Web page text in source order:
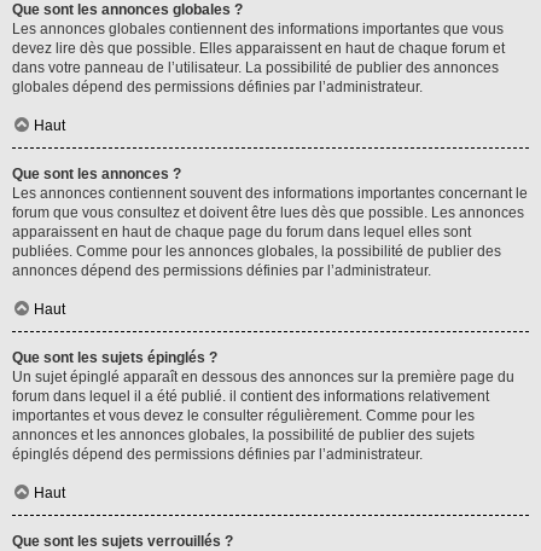
Que sont les annonces globales ?
Les annonces globales contiennent des informations importantes que vous
devez lire dès que possible. Elles apparaissent en haut de chaque forum et
dans votre panneau de l’utilisateur. La possibilité de publier des annonces
globales dépend des permissions définies par l’administrateur.
Haut
Que sont les annonces ?
Les annonces contiennent souvent des informations importantes concernant le
forum que vous consultez et doivent être lues dès que possible. Les annonces
apparaissent en haut de chaque page du forum dans lequel elles sont
publiées. Comme pour les annonces globales, la possibilité de publier des
annonces dépend des permissions définies par l’administrateur.
Haut
Que sont les sujets épinglés ?
Un sujet épinglé apparaît en dessous des annonces sur la première page du
forum dans lequel il a été publié. il contient des informations relativement
importantes et vous devez le consulter régulièrement. Comme pour les
annonces et les annonces globales, la possibilité de publier des sujets
épinglés dépend des permissions définies par l’administrateur.
Haut
Que sont les sujets verrouillés ?